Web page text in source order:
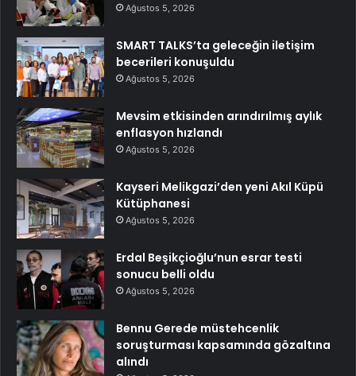
Ağustos 5, 2026
SMART TALKS’ta geleceğin iletişim
becerileri konuşuldu
Ağustos 5, 2026
Mevsim etkisinden arındırılmış aylık
enflasyon hızlandı
Ağustos 5, 2026
Kayseri Melikgazi’den yeni Akıl Küpü
Kütüphanesi
Ağustos 5, 2026
Erdal Beşikçioğlu’nun esrar testi
sonucu belli oldu
Ağustos 5, 2026
Bennu Gerede müstehcenlik
soruşturması kapsamında gözaltına
alındı